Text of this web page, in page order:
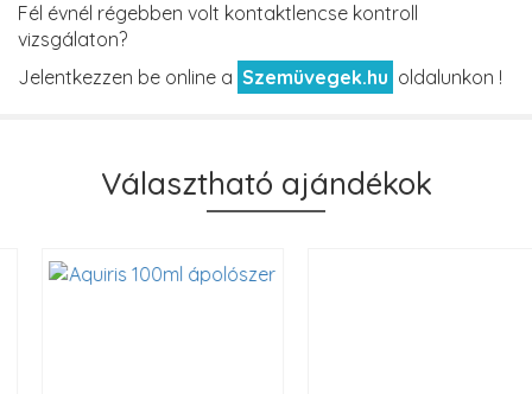
Fél évnél régebben volt kontaktlencse kontroll
vizsgálaton?
Jelentkezzen be online a Szemüvegek.hu oldalunkon !
Választható ajándékok